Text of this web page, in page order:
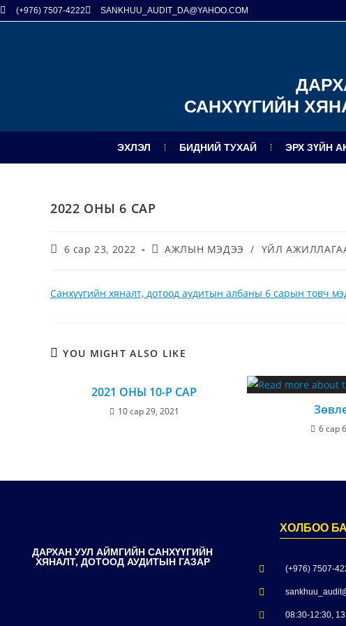
(+976) 7507-4222 SANKHUU_AUDIT_DA@YAHOO.COM
САНХҮҮГИЙН
ЭХЛЭЛ БИДНИЙ ТУХАЙ ЭРХ ЗҮЙН
2022 ОНЫ 6 САР
6 сар 23, 2022 АЖЛЫН МЭДЭЭ / ҮЙЛ
Санхүүгийн хяналт, дотоод аудитын албаны 6 сарын товч
YOU MIGHT ALSO LIKE
2021 ОНЫ 10-Р САР
10 сар 29, 2021
6 сар
ДАРХАН УУЛ АЙМГИЙН САНХҮҮГИЙН
ХЯНАЛТ, ДОТООД АУДИТЫН ГАЗАР
ХОЛБОО
(+976) 7507-
08:30-12:30,